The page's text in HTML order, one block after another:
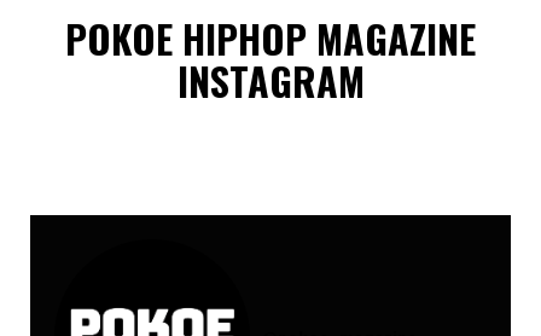
POKOE HIPHOP MAGAZINE
INSTAGRAM